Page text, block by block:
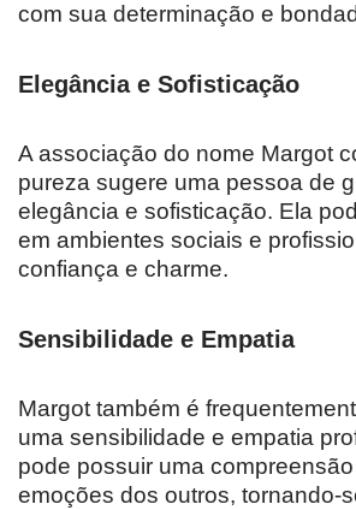
com sua determinação e
Elegância e Sofisticação
A associação do nome Margot
pureza sugere uma pessoa de
elegância e sofisticação. Ela
em ambientes sociais e
confiança e charme.
Sensibilidade e Empatia
Margot também é
uma sensibilidade e empatia
pode possuir uma
emoções dos outros, tornando-